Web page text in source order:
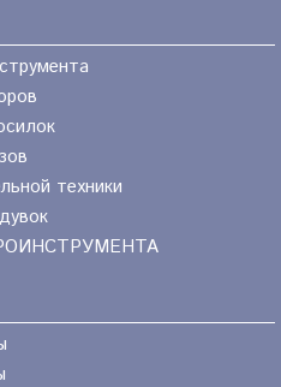
техники